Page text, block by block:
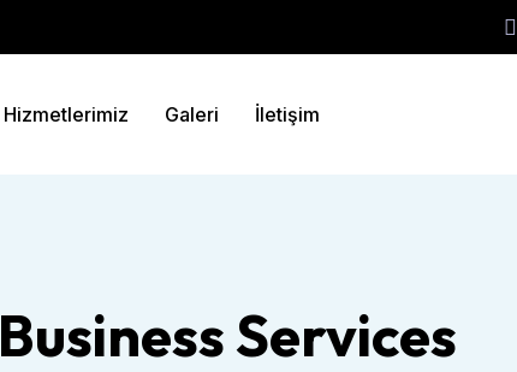
Hizmetlerimiz Galeri İletişim
Business Services